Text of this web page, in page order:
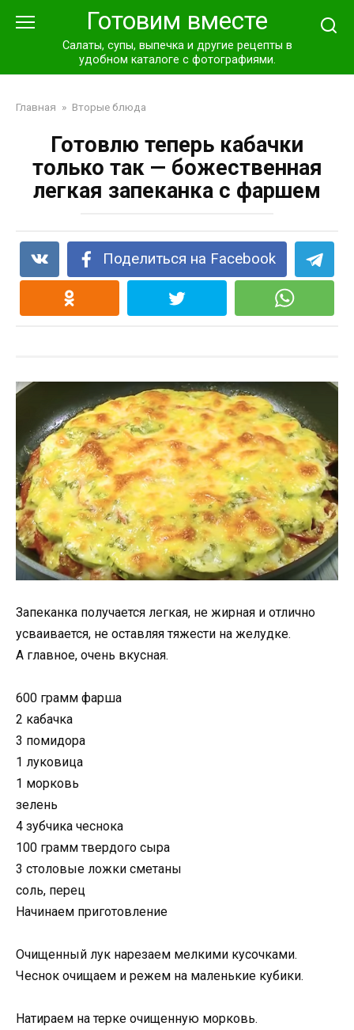
Готовим вместе
Салаты, супы, выпечка и другие рецепты в
удобном каталоге с фотографиями.
Главная » Вторые блюда
Готовлю теперь кабачки
только так — божественная
легкая запеканка с фаршем
Поделиться на Facebook
Запеканка получается легкая, не жирная и отлично
усваивается, не оставляя тяжести на желудке.
А главное, очень вкусная.
600 грамм фарша
2 кабачка
3 помидора
1 луковица
1 морковь
зелень
4 зубчика чеснока
100 грамм твердого сыра
3 столовые ложки сметаны
соль, перец
Начинаем приготовление
Очищенный лук нарезаем мелкими кусочками.
Чеснок очищаем и режем на маленькие кубики.
Натираем на терке очищенную морковь.